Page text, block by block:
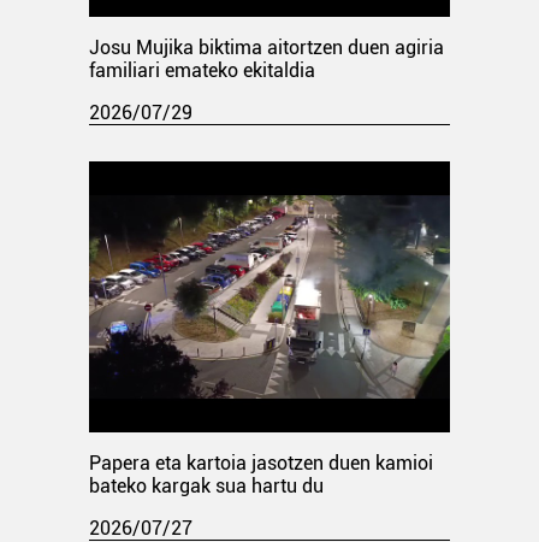
Josu Mujika biktima aitortzen duen agiria
familiari emateko ekitaldia
2026/07/29
Papera eta kartoia jasotzen duen kamioi
bateko kargak sua hartu du
2026/07/27